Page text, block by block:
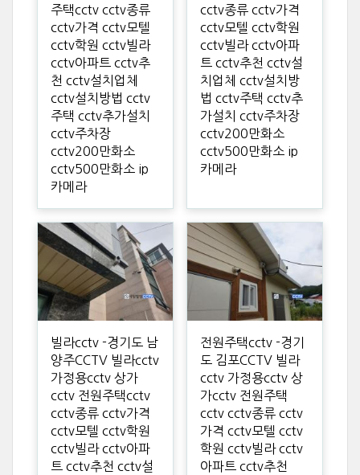
주택cctv cctv종류
cctv가격 cctv모텔
cctv학원 cctv빌라
cctv아파트 cctv추
천 cctv설치업체
cctv설치방법 cctv
주택 cctv추가설치
cctv주차장
cctv200만화소
cctv500만화소 ip
카메라
cctv종류 cctv가격
cctv모텔 cctv학원
cctv빌라 cctv아파
트 cctv추천 cctv설
치업체 cctv설치방
법 cctv주택 cctv추
가설치 cctv주차장
cctv200만화소
cctv500만화소 ip
카메라
빌라cctv -경기도 남
양주CCTV 빌라cctv
가정용cctv 상가
cctv 전원주택cctv
cctv종류 cctv가격
cctv모텔 cctv학원
cctv빌라 cctv아파
트 cctv추천 cctv설
전원주택cctv -경기
도 김포CCTV 빌라
cctv 가정용cctv 상
가cctv 전원주택
cctv cctv종류 cctv
가격 cctv모텔 cctv
학원 cctv빌라 cctv
아파트 cctv추천